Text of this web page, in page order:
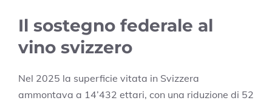
Il sostegno federale al
vino svizzero
Nel 2025 la superficie vitata in Svizzera
ammontava a 14’432 ettari, con una riduzione di 52